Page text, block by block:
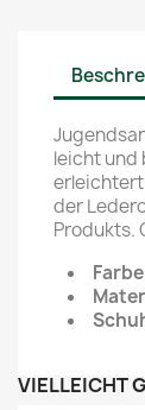
leicht und
erleichtert
der
Produkts.
VIELLEICHT